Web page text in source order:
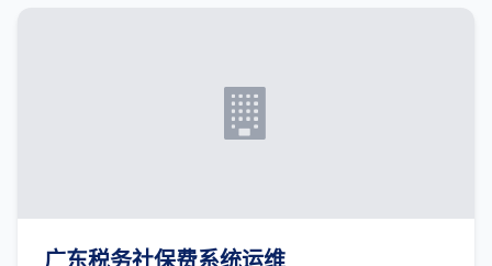
广东税务社保费系统运维